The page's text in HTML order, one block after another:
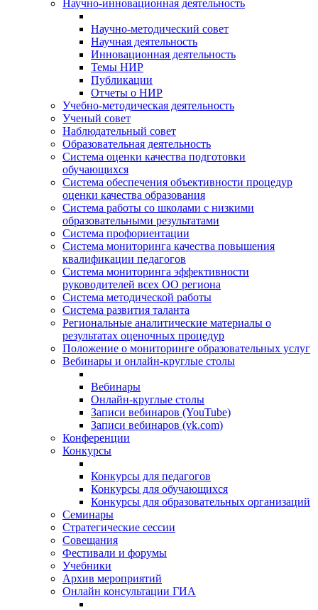
Научно-инновационная деятельность
Научно-методический совет
Научная деятельность
Инновационная деятельность
Темы НИР
Публикации
Отчеты о НИР
Учебно-методическая деятельность
Ученый совет
Наблюдательный совет
Образовательная деятельность
Система оценки качества подготовки
обучающихся
Система обеспечения объективности процедур
оценки качества образования
Система работы со школами с низкими
образовательными результатами
Система профориентации
Система мониторинга качества повышения
квалификации педагогов
Система мониторинга эффективности
руководителей всех ОО региона
Система методической работы
Система развития таланта
Региональные аналитические материалы о
результатах оценочных процедур
Положение о мониторинге образовательных услуг
Вебинары и онлайн-круглые столы
Вебинары
Онлайн-круглые столы
Записи вебинаров (YouTube)
Записи вебинаров (vk.com)
Конференции
Конкурсы
Конкурсы для педагогов
Конкурсы для обучающихся
Конкурсы для образовательных организаций
Семинары
Стратегические сессии
Совещания
Фестивали и форумы
Учебники
Архив мероприятий
Онлайн консультации ГИА